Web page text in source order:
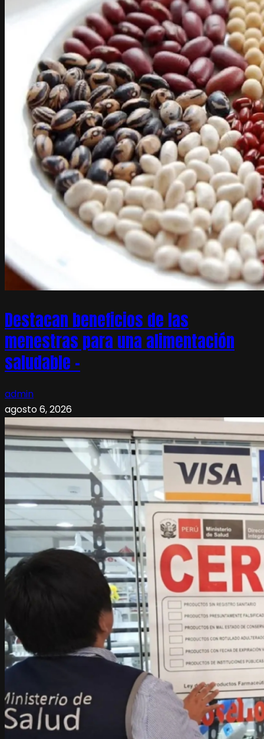
Destacan beneficios de las
menestras para una alimentación
saludable –
admin
agosto 6, 2026